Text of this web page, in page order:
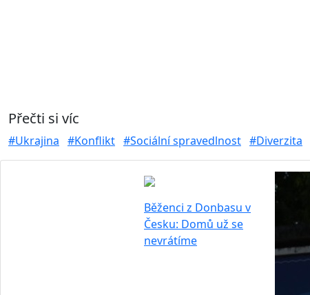
Přečti si víc
#Ukrajina #Konflikt #Sociální spravedlnost #Diverzita
Běženci z Donbasu v
Česku: Domů už se
nevrátíme